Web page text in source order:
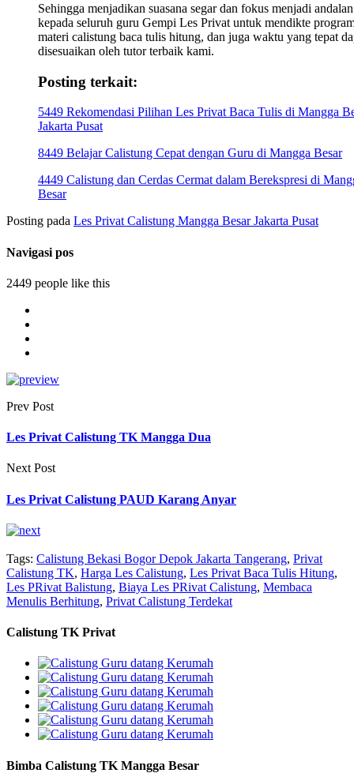
Sehingga menjadikan suasana segar dan fokus menjadi andalan
kepada seluruh guru Gempi Les Privat untuk mendikte
materi calistung baca tulis hitung, dan juga waktu yang tepat
disesuaikan oleh tutor terbaik kami.
Posting terkait:
5449 Rekomendasi Pilihan Les Privat Baca Tulis di Mangga
Jakarta Pusat
8449 Belajar Calistung Cepat dengan Guru di Mangga Besar
4449 Calistung dan Cerdas Cermat dalam Berekspresi di
Besar
Posting pada Les Privat Calistung Mangga Besar Jakarta Pusat
Navigasi pos
2449 people like this
Prev Post
Les Privat Calistung TK Mangga Dua
Next Post
Les Privat Calistung PAUD Karang Anyar
Tags: Calistung Bekasi Bogor Depok Jakarta Tangerang, Privat
Calistung TK, Harga Les Calistung, Les Privat Baca Tulis Hitung,
Les PRivat Balistung, Biaya Les PRivat Calistung, Membaca
Menulis Berhitung, Privat Calistung Terdekat
Calistung TK Privat
Bimba Calistung TK Mangga Besar